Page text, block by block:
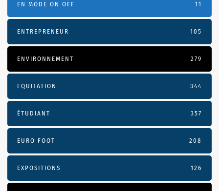
EN MODE ON OFF 11
ENTREPRENEUR 105
ENVIRONNEMENT 279
EQUITATION 344
ÉTUDIANT 357
EURO FOOT 208
EXPOSITIONS 126